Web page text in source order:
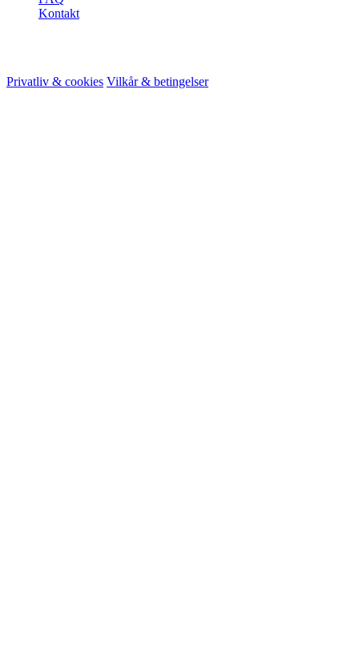
Kontakt
Privatliv & cookies Vilkår & betingelser